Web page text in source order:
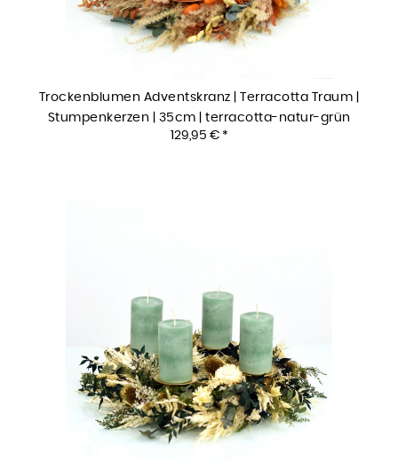
Trockenblumen Adventskranz | Terracotta Traum |
Stumpenkerzen | 35cm | terracotta-natur-grün
129,95 € *